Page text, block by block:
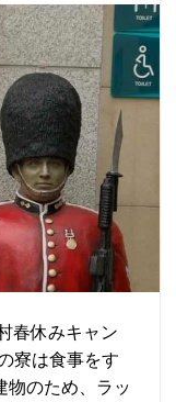
春休みキャン
物のため、ラッ